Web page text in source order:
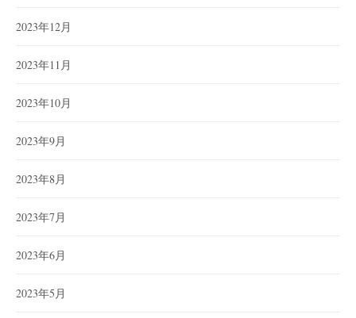
2023年12月
2023年11月
2023年10月
2023年9月
2023年8月
2023年7月
2023年6月
2023年5月